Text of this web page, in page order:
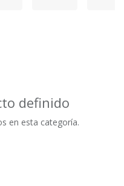
definido
en esta categoría.